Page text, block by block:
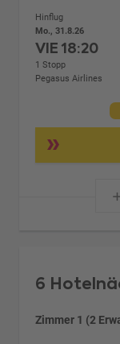
Hinflug
Mo., 31.8.26
VIE18:20
1 Stopp
Pegasus Airlines
6
Zimmer 1 (2